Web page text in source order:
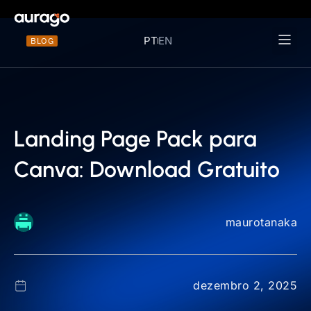
BLOG PTEN
Landing Page Pack para
Canva: Download Gratuito
maurotanaka
dezembro 2, 2025